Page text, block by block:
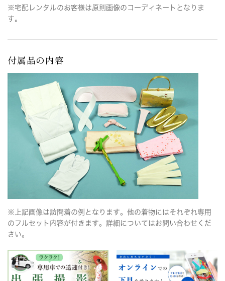
※宅配レンタルのお客様は原則画像のコーディネートとなりま
す。
付属品の内容
※上記画像は訪問着の例となります。他の着物にはそれぞれ専用
のフルセット内容が付きます。詳細についてはお問い合わせくだ
さい。